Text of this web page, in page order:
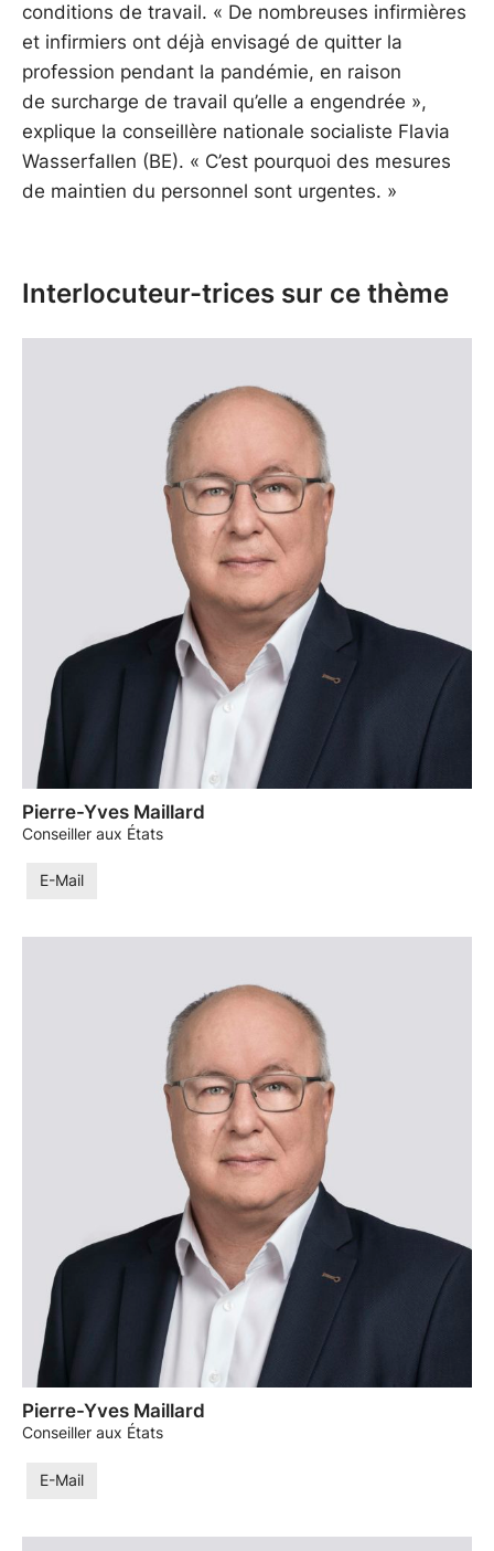
conditions de travail. « De nombreuses infirmières
et infirmiers ont déjà envisagé de quitter la
profession pendant la pandémie, en raison
de surcharge de travail qu’elle a engendrée »,
explique la conseillère nationale socialiste Flavia
Wasserfallen (BE). « C’est pourquoi des mesures
de maintien du personnel sont urgentes. »
Interlocuteur-trices sur ce thème
Pierre-Yves Maillard
Conseiller aux États
E-Mail
Pierre-Yves Maillard
Conseiller aux États
E-Mail